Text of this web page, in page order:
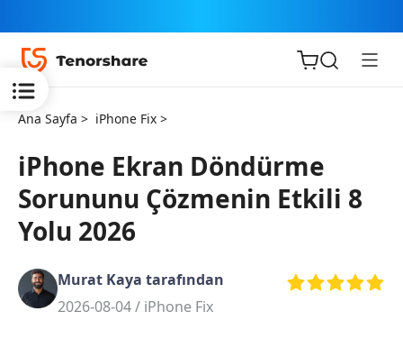
iOS için
ReiBoot
Tenorshare
PDNob
Ana Sayfa > iPhone Fix >
iPhone Ekran Döndürme
Sorunu​nu Çözmenin Etkili 8
Yolu 2026
Murat Kaya tarafından
2026-08-04 / iPhone Fix